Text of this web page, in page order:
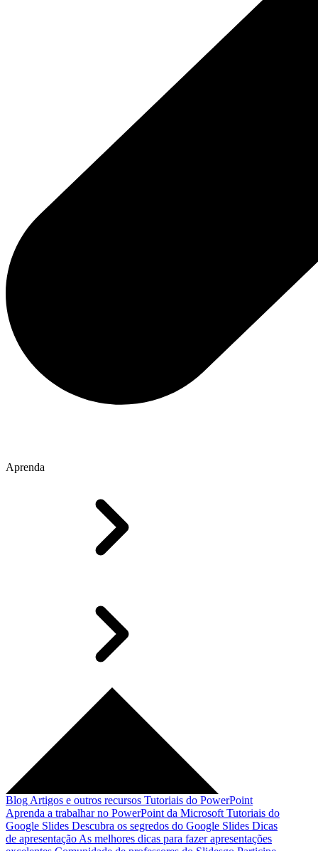
Aprenda
Blog Artigos e outros recursos Tutoriais do PowerPoint
Aprenda a trabalhar no PowerPoint da Microsoft Tutoriais do
Google Slides Descubra os segredos do Google Slides Dicas
de apresentação As melhores dicas para fazer apresentações